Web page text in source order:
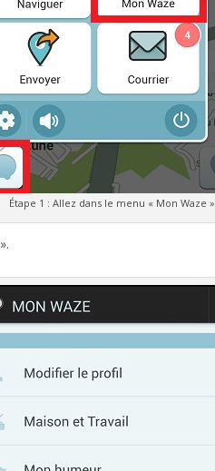
Étape 1 : Allez dans le menu « Mon Waze »
».